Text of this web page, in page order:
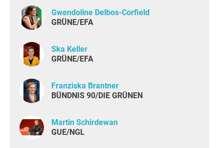
Gwendoline Delbos-Corfield
GRÜNE/EFA
Ska Keller
GRÜNE/EFA
Franziska Brantner
BÜNDNIS 90/DIE GRÜNEN
Martin Schirdewan
GUE/NGL